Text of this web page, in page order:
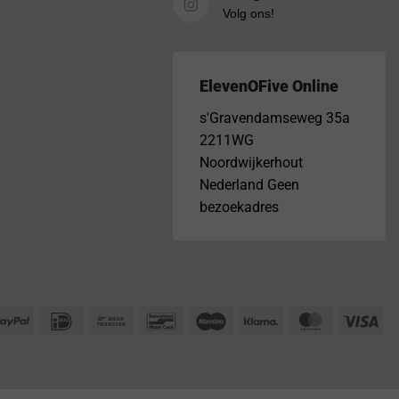
Volg ons!
ElevenOFive Online
s'Gravendamseweg 35a
2211WG
Noordwijkerhout
Nederland Geen
bezoekadres
PayPal IDeal
Bank
BancontactMaestro Klarna